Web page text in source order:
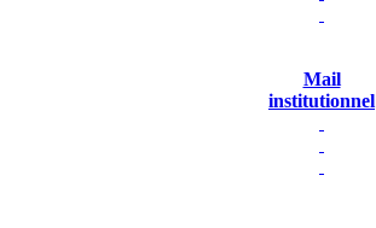
Mail
institutionnel